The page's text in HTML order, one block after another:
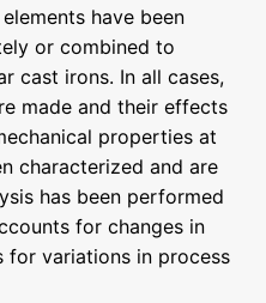
have been
or combined to
cast irons. In all cases,
made and their effects
properties at
characterized and are
has been performed
for changes in
for variations in process